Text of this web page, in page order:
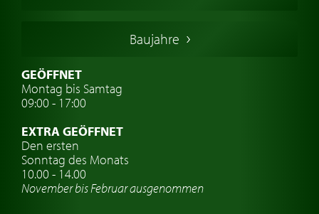
Schwedische Oldtimer
Oldtimer mit h-kennzeichen
Auto Oldtimer Markt
Oldtimer-Versicherung
Oldtimer-Clubs
Oldtimer-Reisen
Baujahre
GEÖFFNET
Montag bis Samtag
09:00 - 17:00
EXTRA GEÖFFNET
Den ersten
Sonntag des Monats
10.00 - 14.00
November bis Februar ausgenommen